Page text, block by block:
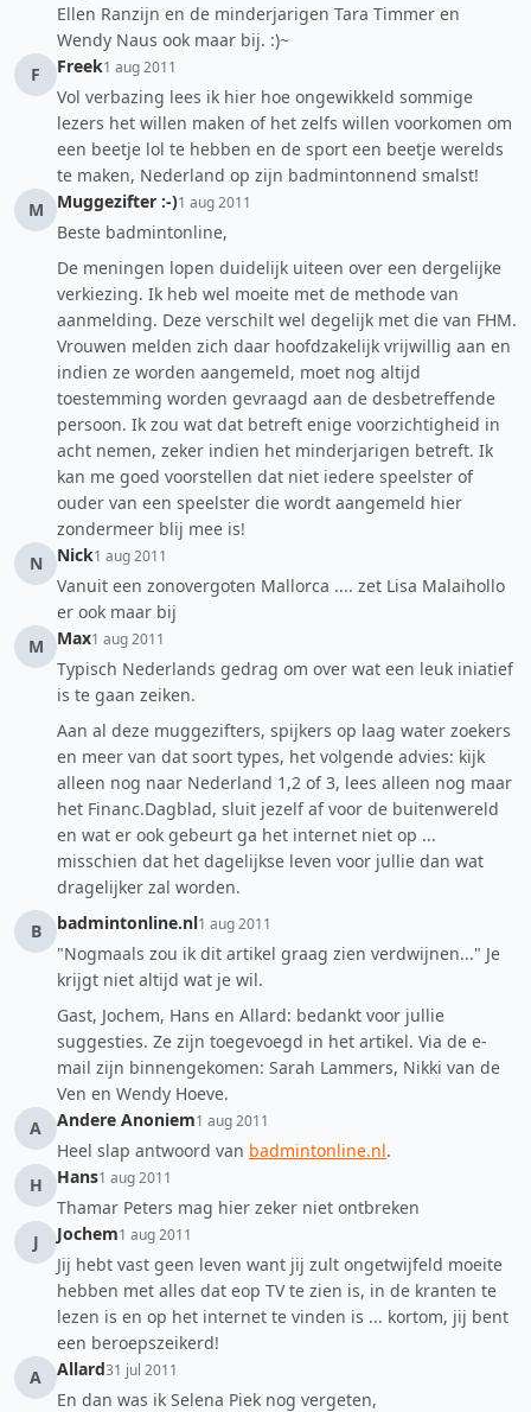
Ellen Ranzijn en de minderjarigen Tara Timmer en
Wendy Naus ook maar bij. :)~
F
Freek1 aug 2011
Vol verbazing lees ik hier hoe ongewikkeld sommige
lezers het willen maken of het zelfs willen voorkomen om
een beetje lol te hebben en de sport een beetje werelds
te maken, Nederland op zijn badmintonnend smalst!
M
Muggezifter :-)1 aug 2011
Beste badmintonline,
De meningen lopen duidelijk uiteen over een dergelijke
verkiezing. Ik heb wel moeite met de methode van
aanmelding. Deze verschilt wel degelijk met die van FHM.
Vrouwen melden zich daar hoofdzakelijk vrijwillig aan en
indien ze worden aangemeld, moet nog altijd
toestemming worden gevraagd aan de desbetreffende
persoon. Ik zou wat dat betreft enige voorzichtigheid in
acht nemen, zeker indien het minderjarigen betreft. Ik
kan me goed voorstellen dat niet iedere speelster of
ouder van een speelster die wordt aangemeld hier
zondermeer blij mee is!
N
Nick1 aug 2011
Vanuit een zonovergoten Mallorca .... zet Lisa Malaihollo
er ook maar bij
M
Max1 aug 2011
Typisch Nederlands gedrag om over wat een leuk iniatief
is te gaan zeiken.
Aan al deze muggezifters, spijkers op laag water zoekers
en meer van dat soort types, het volgende advies: kijk
alleen nog naar Nederland 1,2 of 3, lees alleen nog maar
het Financ.Dagblad, sluit jezelf af voor de buitenwereld
en wat er ook gebeurt ga het internet niet op ...
misschien dat het dagelijkse leven voor jullie dan wat
dragelijker zal worden.
B
badmintonline.nl1 aug 2011
"Nogmaals zou ik dit artikel graag zien verdwijnen..." Je
krijgt niet altijd wat je wil.
Gast, Jochem, Hans en Allard: bedankt voor jullie
suggesties. Ze zijn toegevoegd in het artikel. Via de e-
mail zijn binnengekomen: Sarah Lammers, Nikki van de
Ven en Wendy Hoeve.
A
Andere Anoniem1 aug 2011
Heel slap antwoord van badmintonline.nl.
H
Hans1 aug 2011
Thamar Peters mag hier zeker niet ontbreken
J
Jochem1 aug 2011
Jij hebt vast geen leven want jij zult ongetwijfeld moeite
hebben met alles dat eop TV te zien is, in de kranten te
lezen is en op het internet te vinden is ... kortom, jij bent
een beroepszeikerd!
A
Allard31 jul 2011
En dan was ik Selena Piek nog vergeten,